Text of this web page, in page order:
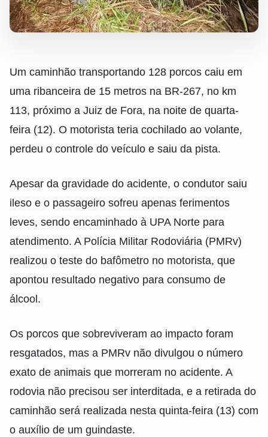
Um caminhão transportando 128 porcos caiu em
uma ribanceira de 15 metros na BR-267, no km
113, próximo a Juiz de Fora, na noite de quarta-
feira (12). O motorista teria cochilado ao volante,
perdeu o controle do veículo e saiu da pista.
Apesar da gravidade do acidente, o condutor saiu
ileso e o passageiro sofreu apenas ferimentos
leves, sendo encaminhado à UPA Norte para
atendimento. A Polícia Militar Rodoviária (PMRv)
realizou o teste do bafômetro no motorista, que
apontou resultado negativo para consumo de
álcool.
Os porcos que sobreviveram ao impacto foram
resgatados, mas a PMRv não divulgou o número
exato de animais que morreram no acidente. A
rodovia não precisou ser interditada, e a retirada do
caminhão será realizada nesta quinta-feira (13) com
o auxílio de um guindaste.